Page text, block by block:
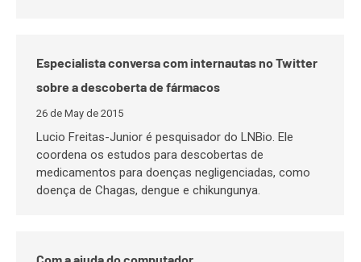
Especialista conversa com internautas no Twitter
sobre a descoberta de fármacos
26 de May de 2015
Lucio Freitas-Junior é pesquisador do LNBio. Ele
coordena os estudos para descobertas de
medicamentos para doenças negligenciadas, como
doença de Chagas, dengue e chikungunya.